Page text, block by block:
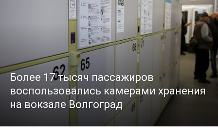
Более 17 тысяч пассажиров
воспользовались камерами хранения
на вокзале Волгоград